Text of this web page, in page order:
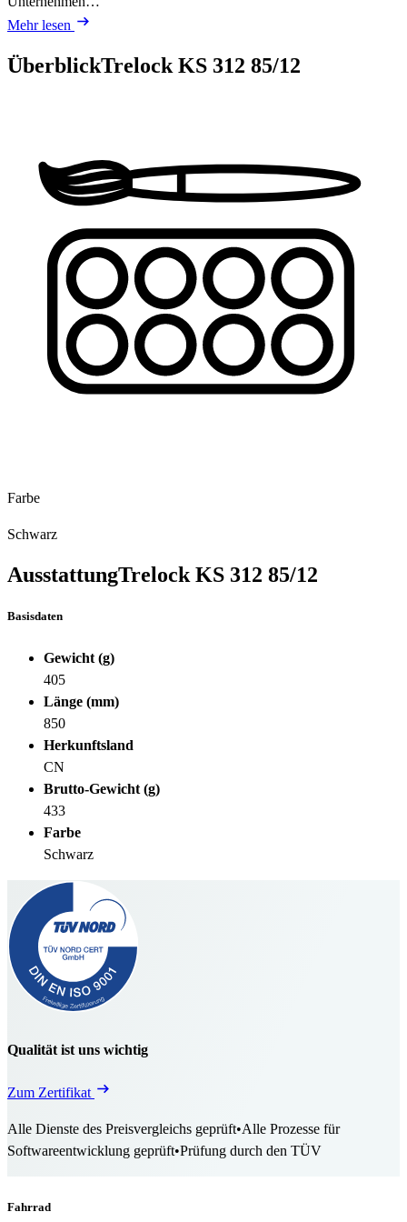
Mehr lesen
ÜberblickTrelock KS 312 85/12
Farbe
Schwarz
AusstattungTrelock KS 312 85/12
Basisdaten
Gewicht (g)
405
Länge (mm)
850
Herkunftsland
CN
Brutto-Gewicht (g)
433
Farbe
Schwarz
Qualität ist uns wichtig
Zum Zertifikat
Alle Dienste des Preisvergleichs geprüft•Alle Prozesse für
Softwareentwicklung geprüft•Prüfung durch den TÜV
Fahrrad